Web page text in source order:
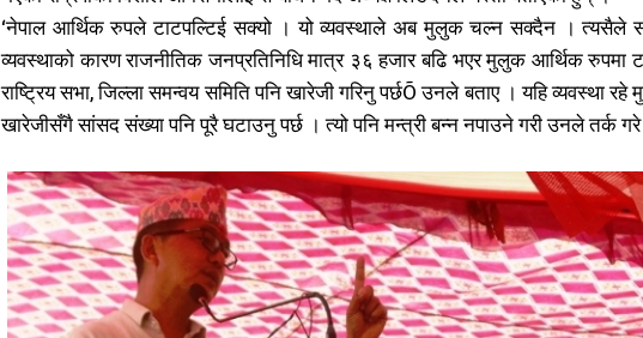
खोज्नुहोस् सम्पर्क
खोज्नुहोस् सम्पर्क
‘नेपाल आर्थिक रुपले टाटपल्टिई सक्यो । यो व्यवस्थाले अब मुलुक चल्न सक्दैन । त्यसैले
व्यवस्थाको कारण राजनीतिक जनप्रतिनिधि मात्र ३६ हजार बढि भएर मुलुक आर्थिक
राष्ट्रिय सभा, जिल्ला समन्वय समिति पनि खारेजी गरिनु पर्छÕ उनले बताए । यहि
खारेजीसँगै सांसद संख्या पनि पूरै घटाउनु पर्छ । त्यो पनि मन्त्री बन्न नपाउने गरी उनले तर्क